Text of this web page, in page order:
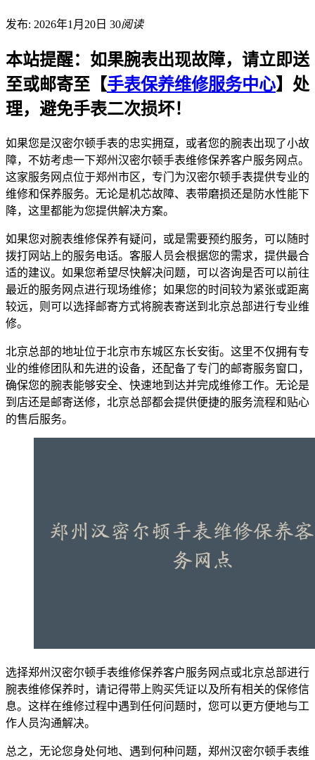
发布: 2026年1月20日 30阅读
本站提醒：如果腕表出现故障，请立即送
至或邮寄至【手表保养维修服务中心】处
理，避免手表二次损坏！
如果您是汉密尔顿手表的忠实拥趸，或者您的腕表出现了小故
障，不妨考虑一下郑州汉密尔顿手表维修保养客户服务网点。
这家服务网点位于郑州市区，专门为汉密尔顿手表提供专业的
维修和保养服务。无论是机芯故障、表带磨损还是防水性能下
降，这里都能为您提供解决方案。
如果您对腕表维修保养有疑问，或是需要预约服务，可以随时
拨打网站上的服务电话。客服人员会根据您的需求，提供最合
适的建议。如果您希望尽快解决问题，可以咨询是否可以前往
最近的服务网点进行现场维修；如果您的时间较为紧张或距离
较远，则可以选择邮寄方式将腕表寄送到北京总部进行专业维
修。
北京总部的地址位于北京市东城区东长安街。这里不仅拥有专
业的维修团队和先进的设备，还配备了专门的邮寄服务窗口，
确保您的腕表能够安全、快速地到达并完成维修工作。无论是
到店还是邮寄送修，北京总部都会提供便捷的服务流程和贴心
的售后服务。
选择郑州汉密尔顿手表维修保养客户服务网点或北京总部进行
腕表维修保养时，请记得带上购买凭证以及所有相关的保修信
息。这样在维修过程中遇到任何问题时，您可以更方便地与工
作人员沟通解决。
总之，无论您身处何地、遇到何种问题，郑州汉密尔顿手表维